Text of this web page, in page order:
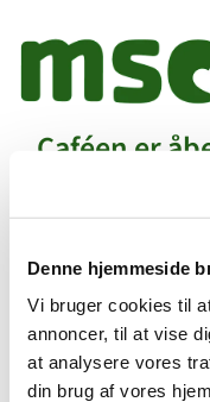
Denne hjemmeside
Vi bruger cookies til
annoncer, til at vise
at analysere vores
din brug af vores
Caféen er